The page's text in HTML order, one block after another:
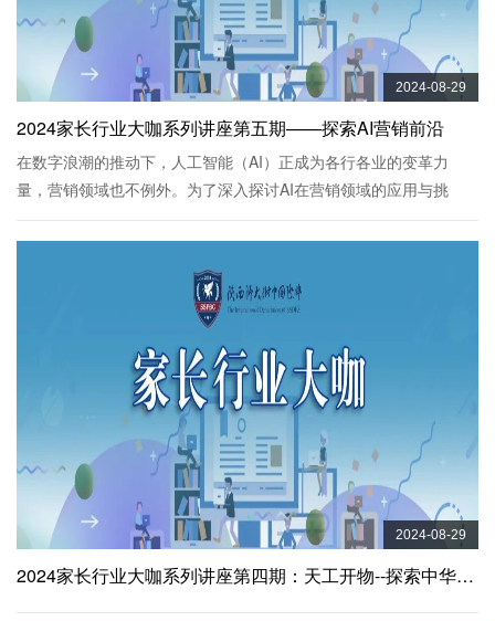
2024-08-29
2024家长行业大咖系列讲座第五期——探索AI营销前沿
在数字浪潮的推动下，人工智能（AI）正成为各行各业的变革力
量，营销领域也不例外。为了深入探讨AI在营销领域的应用与挑
业大学马军平教授，为师生们带来了一场...
2024-08-29
2024家长行业大咖系列讲座第四期：天工开物--探索中华造物之美